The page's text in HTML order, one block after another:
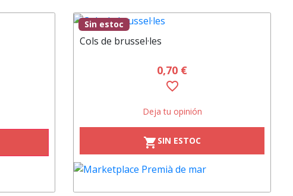
Cols de brussel·les
Sin estoc
0,70 €
favorite_border
Deja tu opinión
shopping_cart SIN ESTOC